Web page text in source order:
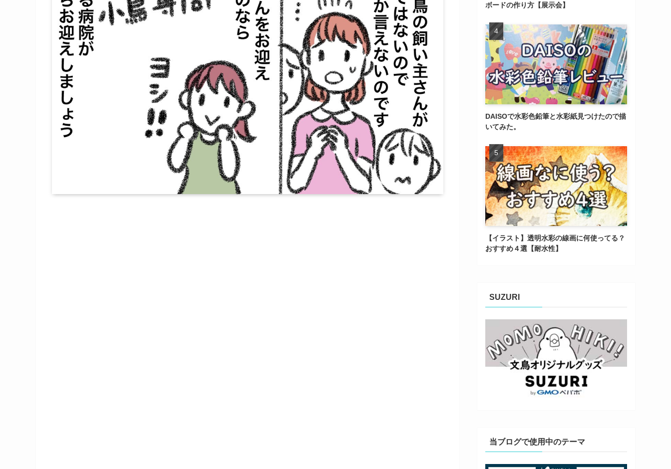
ボードの作り方【展示会】
DAISOで水彩色鉛筆と水彩紙見つけたので描
いてみた。
【イラスト】透明水彩の線画に何使ってる？
おすすめ４選【耐水性】
SUZURI
当ブログで使用中のテーマ